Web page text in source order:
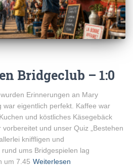
Bridgeclub – 1:0
Erinnerungen an Mary
war eigentlich perfekt. Kaffee war
und köstliches Käsegebäck
und unser Quiz „Bestehen
kniffligen und
ums Bridgespielen lag
um 7.45 Weiterlesen